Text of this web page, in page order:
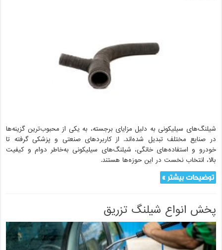
شیلنگ‌های سیلیکونی به دلیل مزایای برجسته، به یکی از محبوب‌ترین گزینه‌ها
در صنایع مختلف تبدیل شده‌اند. از کاربردهای صنعتی و پزشکی گرفته تا
خودرو و استفاده‌های خانگی، شیلنگ‌های سیلیکونی به‌خاطر دوام و کیفیت
بالا، انتخاب نخست در این حوزه‌ها هستند.
توضیحات بیشتر »
پخش انواع شیلنگ تزریق